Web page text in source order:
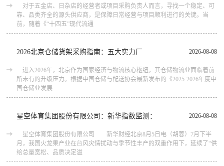
对于五金店、日杂店的经营者或项目采购负责人而言，寻找一个稳定、可
靠、品类齐全的源头供应商，是保障日常经营与项目顺利进行的关键。当
前，随着《“十四五”现代流通
2026-08-08
2026北京仓储货架采购指南：五大实力厂
进入2026年，北京作为国家经济与物流核心枢纽，其仓储物流业面临着前
所未有的升级压力。根据中国仓储与配送协会最新发布的《2025-2026年度中
国仓储业发展
2026-08-08
星空体育集团股份有限公司：新华指数监测：
星空体育集团股份有限公司 新华财经北京8月5日电（胡蓉）7月下半
月，我国火龙果产业在台风灾情扰动与季节性丰产的双重作用下，延续了“供
给总量宽松、品质决定溢